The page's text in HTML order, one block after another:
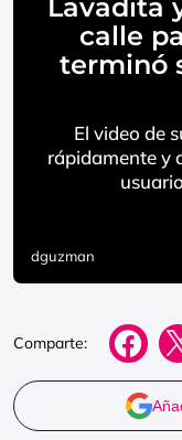
Lavadita
calle
terminó
El video de
rápidamente y
dguzman
Comparte: